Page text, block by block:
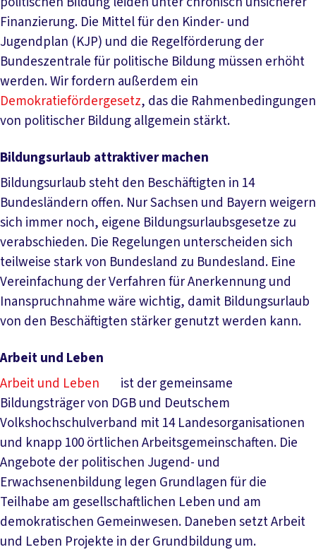
Finanzierung. Die Mittel für den Kinder- und
Jugendplan (KJP) und die Regelförderung der
Bundeszentrale für politische Bildung müssen erhöht
werden. Wir fordern außerdem ein
Demokratiefördergesetz, das die Rahmenbedingungen
von politischer Bildung allgemein stärkt.
Bildungsurlaub attraktiver machen
Bildungsurlaub steht den Beschäftigten in 14
Bundesländern offen. Nur Sachsen und Bayern weigern
sich immer noch, eigene Bildungsurlaubsgesetze zu
verabschieden. Die Regelungen unterscheiden sich
teilweise stark von Bundesland zu Bundesland. Eine
Vereinfachung der Verfahren für Anerkennung und
Inanspruchnahme wäre wichtig, damit Bildungsurlaub
von den Beschäftigten stärker genutzt werden kann.
Arbeit und Leben
Arbeit und Leben
ist der gemeinsame
Bildungsträger von DGB und Deutschem
Volkshochschulverband mit 14 Landesorganisationen
und knapp 100 örtlichen Arbeitsgemeinschaften. Die
Angebote der politischen Jugend- und
Erwachsenenbildung legen Grundlagen für die
Teilhabe am gesellschaftlichen Leben und am
demokratischen Gemeinwesen. Daneben setzt Arbeit
und Leben Projekte in der Grundbildung um.